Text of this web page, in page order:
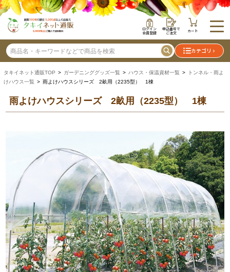
ログイン
会員登録
申込番号で
ご注文 カート
カテゴリ
タキイネット通販TOP > ガーデニンググッズ一覧 > ハウス・保温資材一覧 >
トンネル・雨よ
けハウス一覧 > 雨よけハウスシリーズ 2畝用（2235型） 1棟
雨よけハウスシリーズ 2畝用（2235型） 1棟